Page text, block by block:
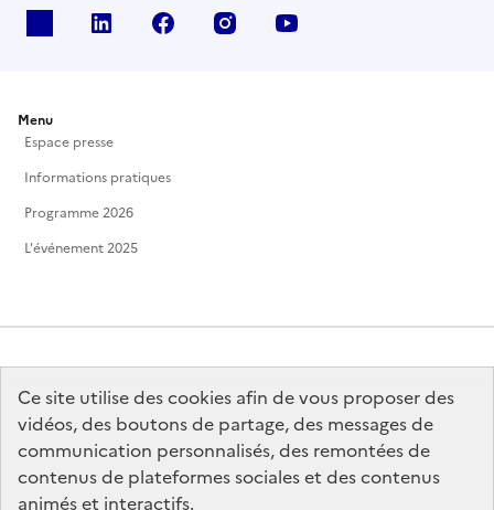
Ce site utilise des cookies afin de vous proposer des
vidéos, des boutons de partage, des messages de
communication personnalisés, des remontées de
contenus de plateformes sociales et des contenus
animés et interactifs.
Linkedin Facebook Instagram
Menu
Espace presse
Informations pratiques
Programme 2026
L'événement 2025
MINISTÈRE
DE LA CULTURE